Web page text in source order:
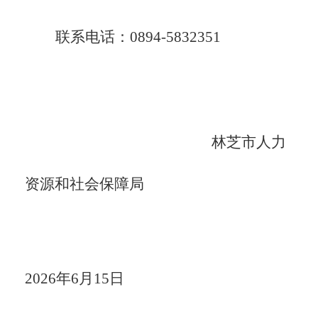
联系电话： 0894-5832351
林芝市人力
资源和社会保障局
2026年6月15日